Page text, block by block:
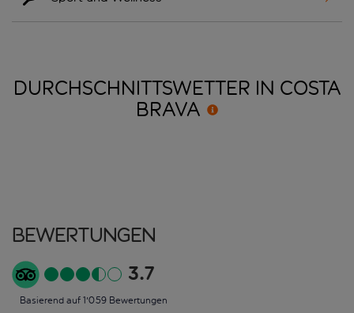
DURCHSCHNITTSWETTER IN COSTA
BRAVA
Bewertungen
3.7
Basierend auf 1'059 Bewertungen